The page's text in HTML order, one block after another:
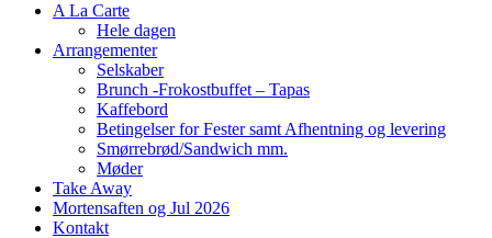
A La Carte
Hele dagen
Arrangementer
Selskaber
Brunch -Frokostbuffet – Tapas
Kaffebord
Betingelser for Fester samt Afhentning og levering​
Smørrebrød/Sandwich mm.
Møder
Take Away
Mortensaften og Jul 2026
Kontakt